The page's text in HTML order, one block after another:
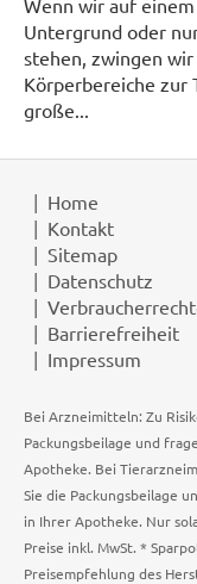
Untergrund oder
stehen, zwingen
Körperbereiche zur
große...
Home
Kontakt
Sitemap
Datenschutz
Barrierefreiheit
Impressum
Bei Arzneimitteln: Zu
Packungsbeilage und
Apotheke. Bei
Sie die Packungsbeilage
in Ihrer Apotheke. Nur
Preise inkl. MwSt. *
Preisempfehlung des